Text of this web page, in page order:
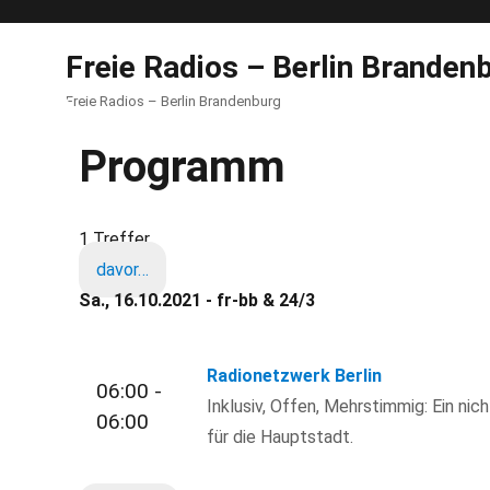
Freie Radios – Berlin
Freie Radios – Berlin Brandenburg
Programm
1 Treffer
davor…
Sa., 16.10.2021 - fr-bb & 24/3
06:00 -
06:00
Radionetzwerk Berlin
Inklusiv, Offen, Mehrstimmig: Ein
für die Hauptstadt.